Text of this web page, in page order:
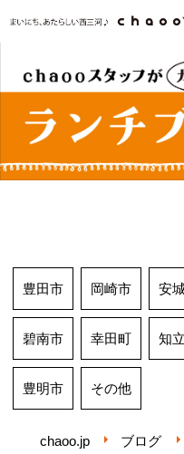
キ
豊田市 岡崎市 安
碧南市 幸田町 知
豊明市 その他
chaoo.jp ブログ